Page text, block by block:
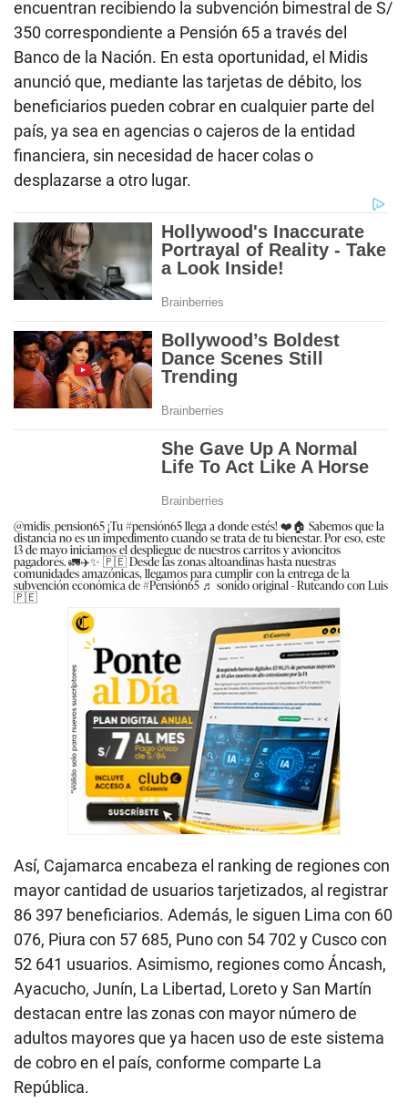
encuentran recibiendo la subvención bimestral de S/
350 correspondiente a Pensión 65 a través del
Banco de la Nación. En esta oportunidad, el Midis
anunció que, mediante las tarjetas de débito, los
beneficiarios pueden cobrar en cualquier parte del
país, ya sea en agencias o cajeros de la entidad
financiera, sin necesidad de hacer colas o
desplazarse a otro lugar.
@midis_pension65¡Tu#pensión65llega a donde estés! ❤️🏠 Sabemos que la
distancia no es un impedimento cuando se trata de tu bienestar. Por eso, este
13 de mayo iniciamos el despliegue de nuestros carritos y avioncitos
pagadores. 🚛✈️✨ 🇵🇪 Desde las zonas altoandinas hasta nuestras
comunidades amazónicas, llegamos para cumplir con la entrega de la
subvención económica de#Pensión65 ♬ sonido original - Ruteando con Luis
🇵🇪
Así, Cajamarca encabeza el ranking de regiones con
mayor cantidad de usuarios tarjetizados, al registrar
86 397 beneficiarios. Además, le siguen Lima con 60
076, Piura con 57 685, Puno con 54 702 y Cusco con
52 641 usuarios. Asimismo, regiones como Áncash,
Ayacucho, Junín, La Libertad, Loreto y San Martín
destacan entre las zonas con mayor número de
adultos mayores que ya hacen uso de este sistema
de cobro en el país, conforme comparte La
República.